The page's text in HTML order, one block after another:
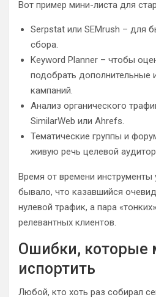
Вот пример мини-листа для
Serpstat или SEMrush – для
сбора.
Keyword Planner – чтобы
подобрать дополнительные
кампаний.
Анализ органического
SimilarWeb или Ahrefs.
Тематические группы и
живую речь целевой
Время от времени инструменты
бывало, что казавшийся
нулевой трафик, а пара
релевантных клиентов.
Ошибки, которые
испортить
Любой, кто хоть раз собирал